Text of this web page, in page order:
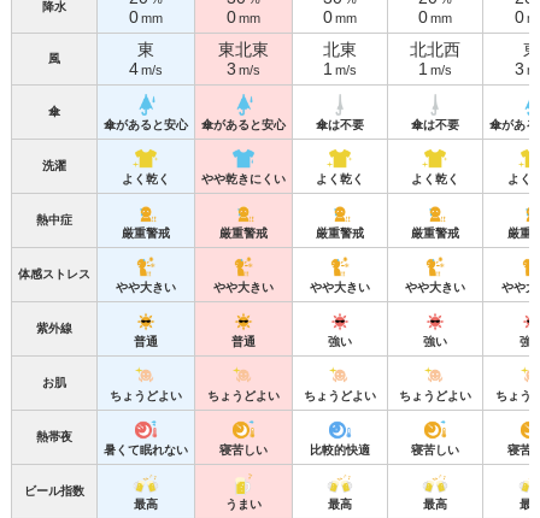
降水
0mm 0mm 0mm 0mm 0
風
東
4m/s
東北東
3 m/s
北東
1 m/s
北北西
1 m/s
東
3
傘
傘があると安心
傘があると安心 傘は不要 傘は不要 傘がある
洗濯
よく乾く
やや乾きにくい よく乾く よく乾く よく
熱中症
厳重警戒
厳重警戒 厳重警戒 厳重警戒 厳重
体感ストレス
やや大きい
やや大きい やや大きい やや大きい やや大
紫外線
普通
普通 強い 強い 強
お肌
ちょうどよい
ちょうどよい ちょうどよい ちょうどよい ちょう
熱帯夜
暑くて眠れない
寝苦しい 比較的快適 寝苦しい 寝苦
ビール指数
最高
うまい 最高 最高 最